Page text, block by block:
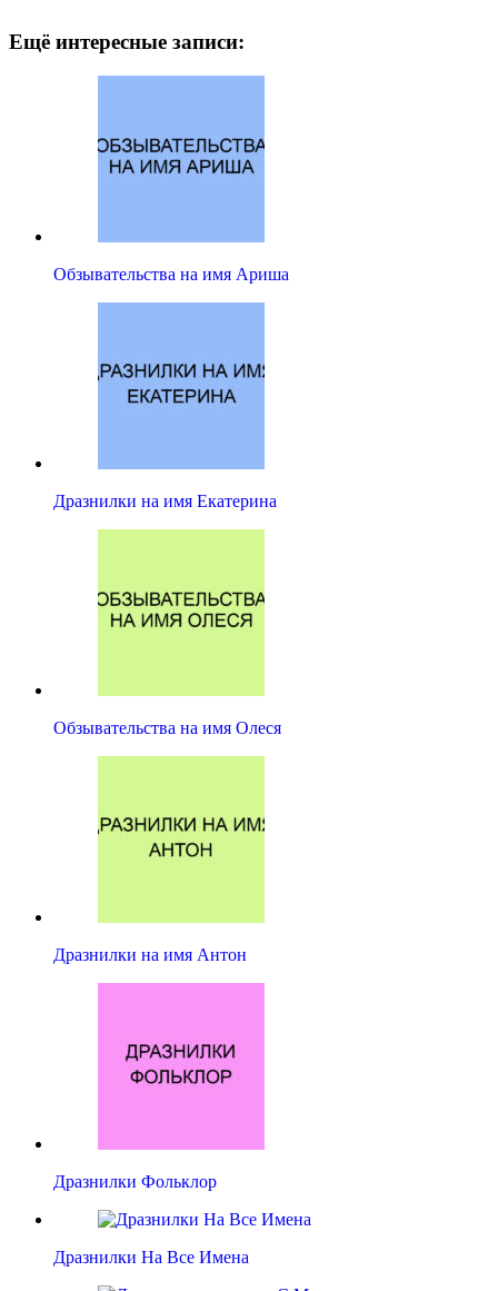
Ещё интересные записи:
Обзывательства на имя Ариша
Дразнилки на имя Екатерина
Обзывательства на имя Олеся
Дразнилки на имя Антон
Дразнилки Фольклор
Дразнилки На Все Имена